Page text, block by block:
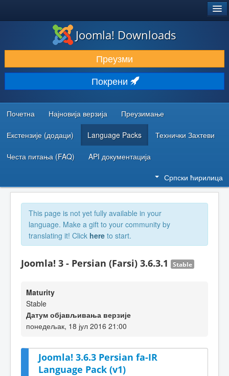
ПРЕУЗИМАЊЕ И ПРОШИРЕЊА (ЕКСТЕНЗИЈЕ)
ОТКРИЈТЕ И НАУЧИТЕ
ЗАЈЕДНИЦА И ПОДРШКА
РЕСУРСИ ЗА РАЗВОЈ
Joomla! Downloads
Преузми
Покрени
Почетна Најновија верзија Преузимање
Екстензије (додаци) Language Packs Технички Захтеви
Честа питања (FAQ) API документација
Српски ћирилица
This page is not yet fully available in your
language. Make a gift to your community by
translating it! Click here to start.
Joomla! 3 - Persian (Farsi) 3.6.3.1 Stable
Maturity
Stable
Датум објављивања верзије
понедељак, 18 јул 2016 21:00
Joomla! 3.6.3 Persian fa-IR
Language Pack (v1)